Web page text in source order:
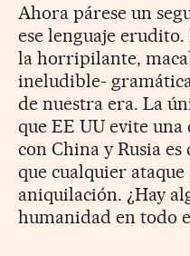
Ahora párese un
ese lenguaje
la horripilante,
ineludible-
de nuestra era. La
que EE UU evite
con China y Rusia
que cualquier
aniquilación. ¿Hay
humanidad en todo